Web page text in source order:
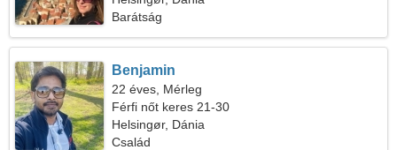
Barátság
Benjamin
22 éves, Mérleg
Férfi nőt keres 21-30
Helsingør, Dánia
Család